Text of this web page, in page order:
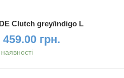
Clutch grey/indigo L
459.00 грн.